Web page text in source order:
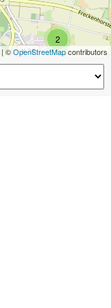
2
| ©OpenStreetMapcontributors